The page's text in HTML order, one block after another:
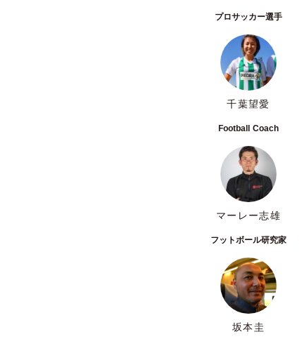
プロサッカー選手
千葉望愛
Football Coach
マーレー志雄
フットボール研究家
坂本圭